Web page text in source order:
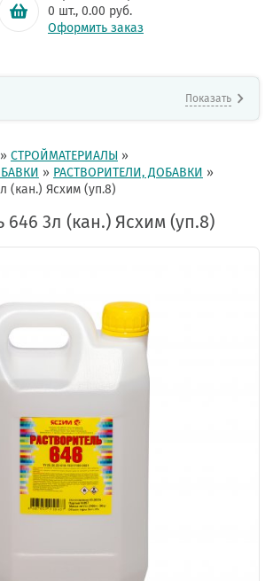
0 шт., 0.00 руб.
Оформить заказ
Показать
» СТРОЙМАТЕРИАЛЫ »
» РАСТВОРИТЕЛИ, ДОБАВКИ »
(кан.) Ясхим (уп.8)
646 3л (кан.) Ясхим (уп.8)